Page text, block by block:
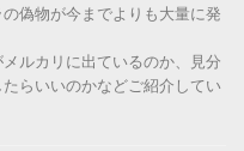
偽物が今までよりも大量に発
ルカリに出ているのか、見分
らいいのかなどご紹介してい